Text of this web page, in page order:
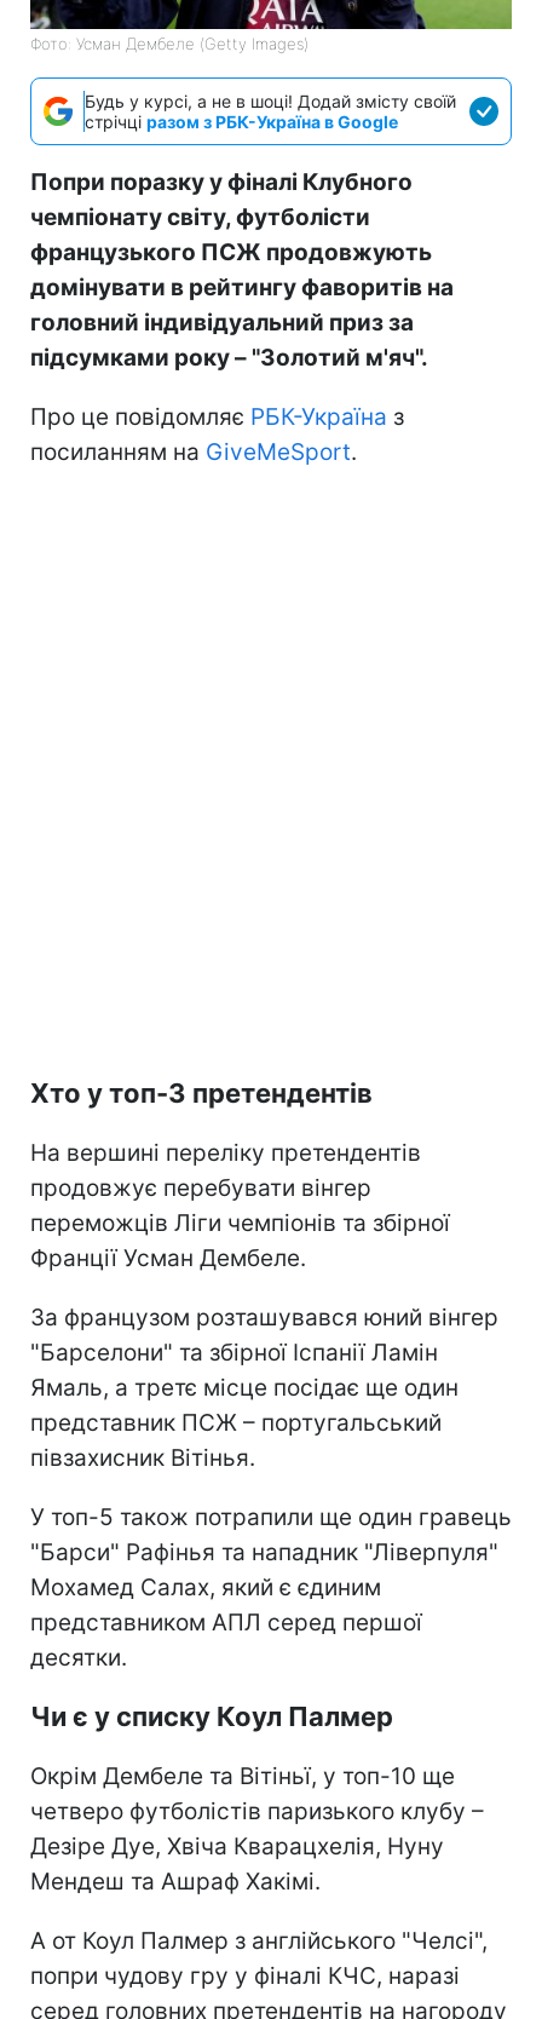
Фото: Усман Дембеле (Getty Images)
Будь у курсі, а не в шоці! Додай змісту своїй
стрічці разом з РБК-Україна в Google
Попри поразку у фіналі Клубного
чемпіонату світу, футболісти
французького ПСЖ продовжують
домінувати в рейтингу фаворитів на
головний індивідуальний приз за
підсумками року – "Золотий м'яч".
Про це повідомляє РБК-Україна з
посиланням на GiveMeSport.
Хто у топ-3 претендентів
На вершині переліку претендентів
продовжує перебувати вінгер
переможців Ліги чемпіонів та збірної
Франції Усман Дембеле.
За французом розташувався юний вінгер
"Барселони" та збірної Іспанії Ламін
Ямаль, а третє місце посідає ще один
представник ПСЖ – португальський
півзахисник Вітінья.
У топ-5 також потрапили ще один гравець
"Барси" Рафінья та нападник "Ліверпуля"
Мохамед Салах, який є єдиним
представником АПЛ серед першої
десятки.
Чи є у списку Коул Палмер
Окрім Дембеле та Вітіньї, у топ-10 ще
четверо футболістів паризького клубу –
Дезіре Дуе, Хвіча Кварацхелія, Нуну
Мендеш та Ашраф Хакімі.
А от Коул Палмер з англійського "Челсі",
попри чудову гру у фіналі КЧС, наразі
серед головних претендентів на нагороду